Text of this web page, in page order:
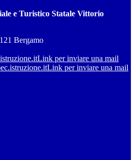
e Turistico Statale Vittorio
Bergamo
Link per inviare una mail
Link per inviare una mail